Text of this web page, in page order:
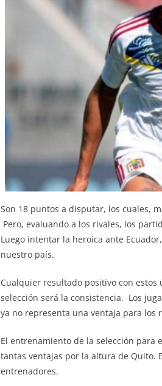
Son 18 puntos a disputar, los cuales,
Pero, evaluando a los rivales, los
Luego intentar la heroica ante
nuestro país.
Cualquier resultado positivo con
selección será la consistencia. Los
ya no representa una ventaja para los
El entrenamiento de la selección para
tantas ventajas por la altura de Quito.
entrenadores.